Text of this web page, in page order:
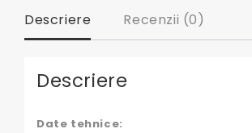
B54633,
B55841,
Descriere Recenzii (0)
Descriere
Date tehnice: